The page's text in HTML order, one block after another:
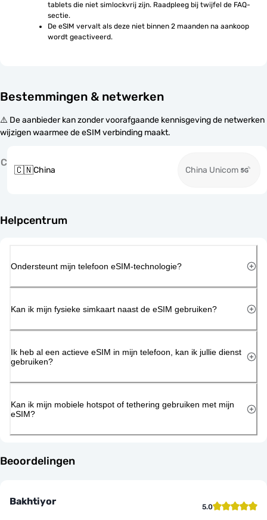
tablets die niet simlockvrij zijn. Raadpleeg bij twijfel de FAQ-
sectie.
De eSIM vervalt als deze niet binnen 2 maanden na aankoop
wordt geactiveerd.
Bestemmingen & netwerken
⚠️ De aanbieder kan zonder voorafgaande kennisgeving de netwerken
wijzigen waarmee de eSIM verbinding maakt.
C
🇨🇳China China Unicom
Helpcentrum
Ondersteunt mijn telefoon eSIM-technologie?
Kan ik mijn fysieke simkaart naast de eSIM gebruiken?
Ik heb al een actieve eSIM in mijn telefoon, kan ik jullie dienst
gebruiken?
Kan ik mijn mobiele hotspot of tethering gebruiken met mijn
eSIM?
Beoordelingen
Bakhtiyor 5.0